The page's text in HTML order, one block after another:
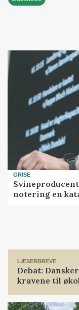
GRISE
notering en
LÆSERBREVE
Debat:
kravene til